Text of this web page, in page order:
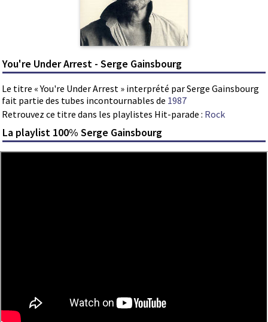
You're Under Arrest - Serge Gainsbourg
Le titre « You're Under Arrest » interprété par Serge Gainsbourg
fait partie des tubes incontournables de 1987
Retrouvez ce titre dans les playlistes Hit-parade : Rock
La playlist 100% Serge Gainsbourg